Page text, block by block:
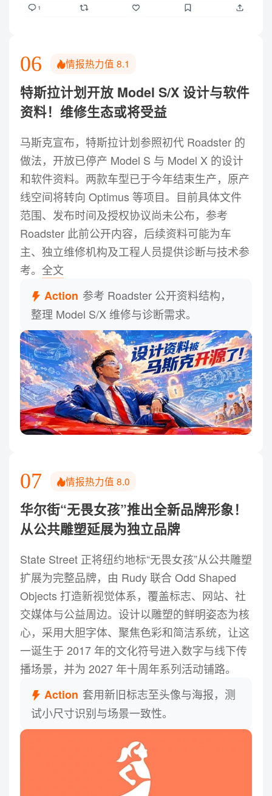
06 情报热力值8.1
特斯拉计划开放 Model S/X 设计与软件
资料！维修生态或将受益
马斯克宣布，特斯拉计划参照初代 Roadster 的
做法，开放已停产 Model S 与 Model X 的设计
和软件资料。两款车型已于今年结束生产，原产
线空间将转向 Optimus 等项目。目前具体文件
范围、发布时间及授权协议尚未公布，参考
Roadster 此前公开内容，后续资料可能为车
主、独立维修机构及工程人员提供诊断与技术参
考。 全文
Action 参考 Roadster 公开资料结构，
整理 Model S/X 维修与诊断需求。
07 情报热力值8.0
华尔街“无畏女孩”推出全新品牌形象！
从公共雕塑延展为独立品牌
State Street 正将纽约地标“无畏女孩”从公共雕塑
扩展为完整品牌，由 Rudy 联合 Odd Shaped
Objects 打造新视觉体系，覆盖标志、网站、社
交媒体与公益周边。设计以雕塑的鲜明姿态为核
心，采用大胆字体、聚焦色彩和简洁系统，让这
一诞生于 2017 年的文化符号进入数字与线下传
播场景，并为 2027 年十周年系列活动铺路。
Action 套用新旧标志至头像与海报，测
试小尺寸识别与场景一致性。
和简洁系统，让这一诞生于 2017 年的文化符号进入数
08
耐克为文班亚马推出全新个人
LOGO！VW 字母组合塑造成外星人
轮廓
耐克近日公开文班亚马全新个人标识，以姓名首字母
部轮廓，延续其长期使用的“The Alien”个人形象。同期
个人签名鞋产品线；目前首款签名鞋的正式名称、造型
及发布时间尚未公布，新 LOGO 后续有望成为其个人产